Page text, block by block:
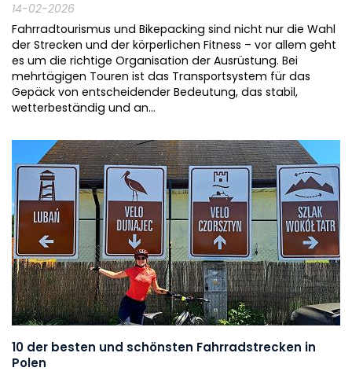
14-02-2026
Fahrradtourismus und Bikepacking sind nicht nur die Wahl
der Strecken und der körperlichen Fitness – vor allem geht
es um die richtige Organisation der Ausrüstung. Bei
mehrtägigen Touren ist das Transportsystem für das
Gepäck von entscheidender Bedeutung, das stabil,
wetterbeständig und an...
10 der besten und schönsten Fahrradstrecken in
Polen